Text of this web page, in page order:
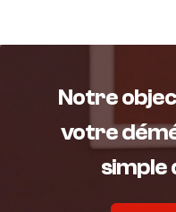
Notre
votre
simple